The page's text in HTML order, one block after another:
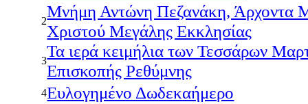
2
Μνήμη Αντώνη Πεζανάκη, Άρχοντα
Χριστού Μεγάλης Εκκλησίας
3
Τα ιερά κειμήλια των Τεσσάρων
Επισκοπής Ρεθύμνης
4Ευλογημένο Δωδεκαήμερο